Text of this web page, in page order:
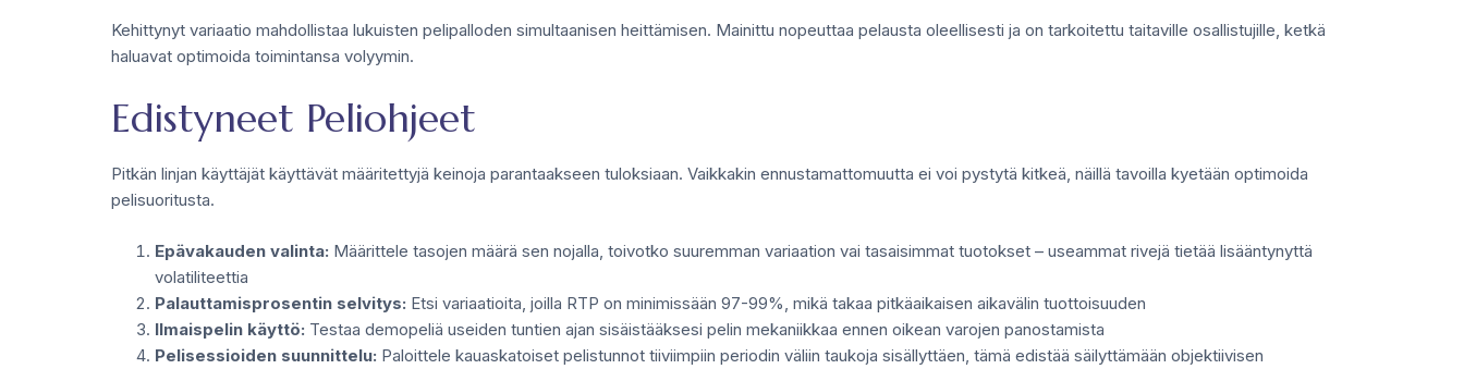
Kehittynyt variaatio mahdollistaa lukuisten pelipalloden simultaanisen heittämisen. Mainittu nopeuttaa pelausta oleellisesti ja on tarkoitettu taitaville osallistujille, ketkä
haluavat optimoida toimintansa volyymin.
Edistyneet Peliohjeet
Pitkän linjan käyttäjät käyttävät määritettyjä keinoja parantaakseen tuloksiaan. Vaikkakin ennustamattomuutta ei voi pystytä kitkeä, näillä tavoilla kyetään optimoida
pelisuoritusta.
Epävakauden valinta: Määrittele tasojen määrä sen nojalla, toivotko suuremman variaation vai tasaisimmat tuotokset – useammat rivejä tietää lisääntynyttä
volatiliteettia
Palauttamisprosentin selvitys: Etsi variaatioita, joilla RTP on minimissään 97-99%, mikä takaa pitkäaikaisen aikavälin tuottoisuuden
Ilmaispelin käyttö: Testaa demopeliä useiden tuntien ajan sisäistääksesi pelin mekaniikkaa ennen oikean varojen panostamista
Pelisessioiden suunnittelu: Paloittele kauaskatoiset pelistunnot tiiviimpiin periodin väliin taukoja sisällyttäen, tämä edistää säilyttämään objektiivisen